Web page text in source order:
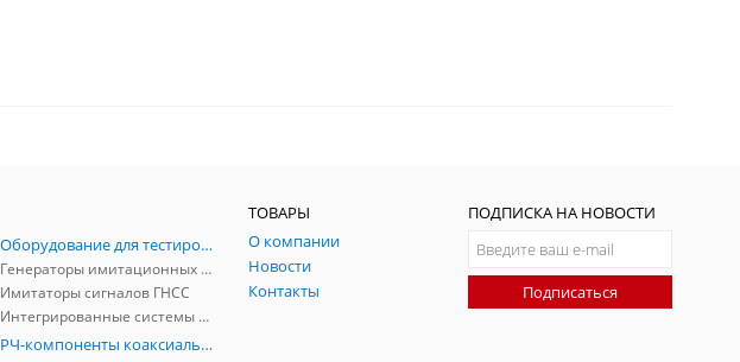
Оборудование для тестирования и симуляции ГНСС
Генераторы имитационных и заградительных помех
Имитаторы сигналов ГНСС
Интегрированные системы защиты от ГНСС-помех
РЧ-компоненты коаксиальные
ТОВАРЫ
О компании
Новости
Контакты
ПОДПИСКА НА НОВОСТИ
Подписаться